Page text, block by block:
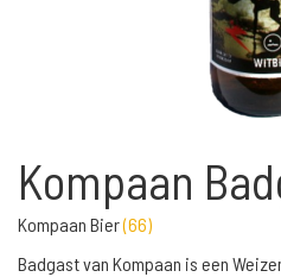
Kompaan
Kompaan Bier(66)
Badgast van Kompaan is een